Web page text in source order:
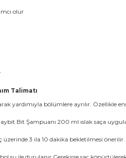
olur
Talimatı
yardımıyla bölümlere ayrılır. Özellikle
Bit Şampuanı 200 ml ıslak saça
üzerinde 3 ila 10 dakika bekletilmesi önerilir.